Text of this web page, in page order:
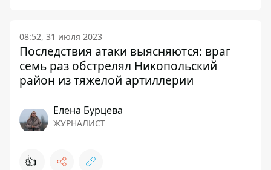
08:52, 31 июля 2023
Последствия атаки выясняются: враг
семь раз обстрелял Никопольский
район из тяжелой артиллерии
Елена Бурцева
ЖУРНАЛИСТ
👍